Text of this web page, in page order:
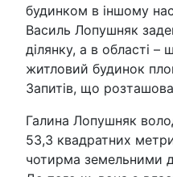
будинком в іншому
Василь Лопушняк
ділянку, а в області –
житловий будинок
Запитів, що
Галина Лопушняк
53,3 квадратних
чотирма земельними